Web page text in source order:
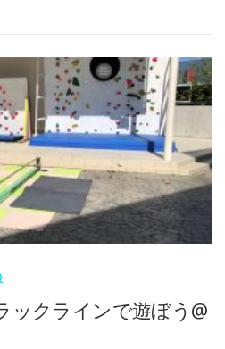
ックラインで遊ぼう@